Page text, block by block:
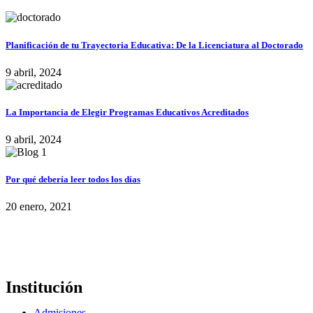
Planificación de tu Trayectoria Educativa: De la Licenciatura al Doctorado
9 abril, 2024
La Importancia de Elegir Programas Educativos Acreditados
9 abril, 2024
Por qué debería leer todos los días
20 enero, 2021
Institución